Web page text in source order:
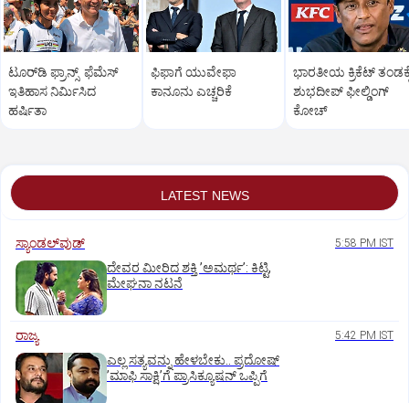
ಟೂರ್‌ಡಿ ಫ್ರಾನ್ಸ್‌ ಫೆಮೆಸ್‌
ಇತಿಹಾಸ ನಿರ್ಮಿಸಿದ
ಹರ್ಷಿತಾ
ಫಿಫಾಗೆ ಯುವೇಫಾ
ಕಾನೂನು ಎಚ್ಚರಿಕೆ
ಭಾರತೀಯ ಕ್ರಿಕೆಟ್‌
ಶುಭದೀಪ್‌ ಫೀಲ್ಡಿಂಗ್‌
ಕೋಚ್‌
LATEST NEWS
ಸ್ಯಾಂಡಲ್‌ವುಡ್‌ 5:58 PM IST
ದೇವರ ಮೀರಿದ ಶಕ್ತಿ ʼಅಮರ್ಥʼ: ಕಿಟ್ಟಿ,
ಮೇಘನಾ ನಟನೆ
ರಾಜ್ಯ 5:42 PM IST
ಎಲ್ಲ ಸತ್ಯವನ್ನು ಹೇಳಬೇಕು.. ಪ್ರದೋಷ್‌
ʼಮಾಫಿ ಸಾಕ್ಷಿʼಗೆ ಪ್ರಾಸಿಕ್ಯೂಷನ್ ಒಪ್ಪಿಗೆ